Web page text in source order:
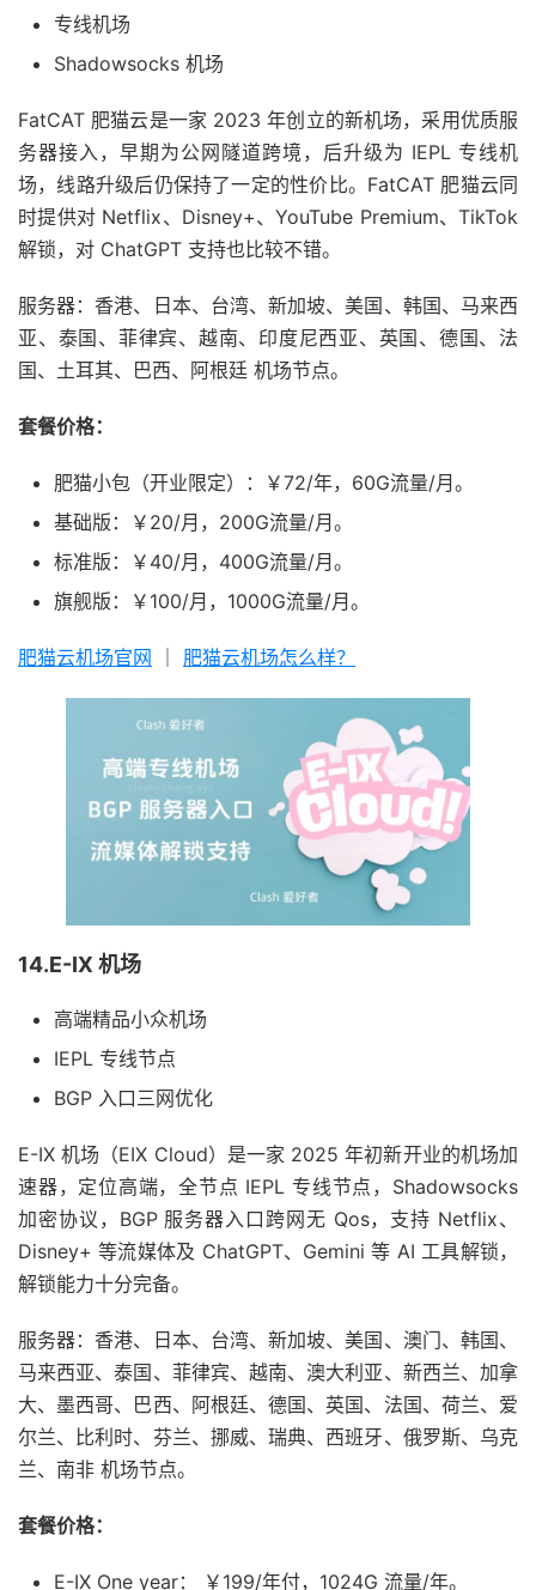
专线机场
Shadowsocks 机场
FatCAT 肥猫云是一家 2023 年创立的新机场，采用优质服
务器接入，早期为公网隧道跨境，后升级为 IEPL 专线机
场，线路升级后仍保持了一定的性价比。FatCAT 肥猫云同
时提供对 Netflix、Disney+、YouTube Premium、TikTok
解锁，对 ChatGPT 支持也比较不错。
服务器：香港、日本、台湾、新加坡、美国、韩国、马来西
亚、泰国、菲律宾、越南、印度尼西亚、英国、德国、法
国、土耳其、巴西、阿根廷 机场节点。
套餐价格：
肥猫小包（开业限定）：￥72/年，60G流量/月。
基础版：￥20/月，200G流量/月。
标准版：￥40/月，400G流量/月。
旗舰版：￥100/月，1000G流量/月。
肥猫云机场官网 肥猫云机场怎么样？
14.E-IX 机场
高端精品小众机场
IEPL 专线节点
BGP 入口三网优化
E-IX 机场（EIX Cloud）是一家 2025 年初新开业的机场加
速器，定位高端，全节点 IEPL 专线节点，Shadowsocks
加密协议，BGP 服务器入口跨网无 Qos，支持 Netflix、
Disney+ 等流媒体及 ChatGPT、Gemini 等 AI 工具解锁，
解锁能力十分完备。
服务器：香港、日本、台湾、新加坡、美国、澳门、韩国、
马来西亚、泰国、菲律宾、越南、澳大利亚、新西兰、加拿
大、墨西哥、巴西、阿根廷、德国、英国、法国、荷兰、爱
尔兰、比利时、芬兰、挪威、瑞典、西班牙、俄罗斯、乌克
兰、南非 机场节点。
套餐价格：
E-IX One year： ￥199/年付，1024G 流量/年。